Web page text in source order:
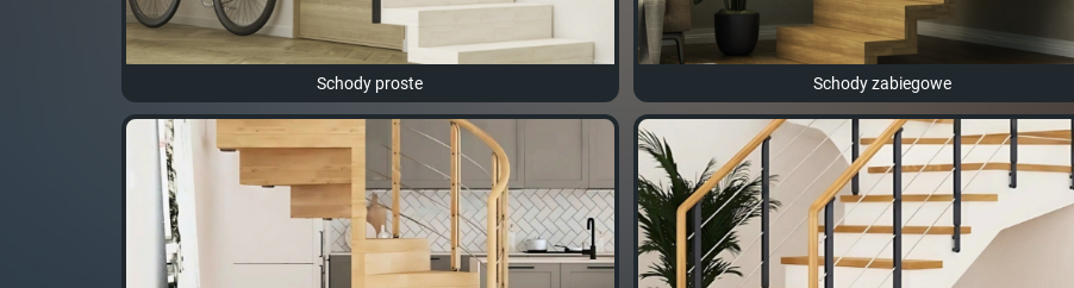
Schody proste Schody zabiegowe